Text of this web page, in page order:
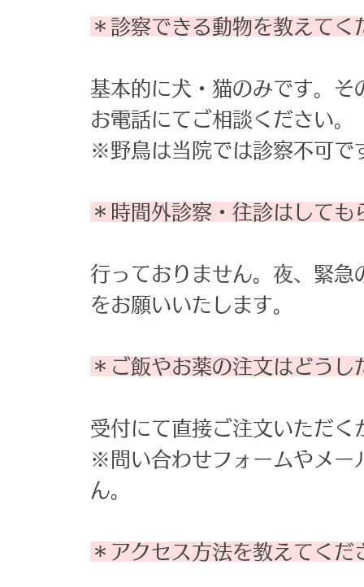
＊診察できる動物を教えてく
基本的に犬・猫のみです。
お電話にてご相談ください。
※野鳥は当院では診察不可で
＊時間外診察・往診はしても
行っておりません。夜、緊急
をお願いいたします。​
＊ご飯やお薬の注文はどうし
受付にて直接ご注文いただ
※問い合わせフォームやメー
ん。
＊アクセス方法を教えてくだ